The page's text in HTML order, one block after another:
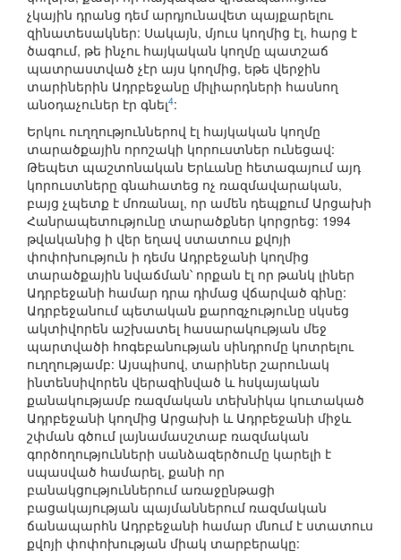
չկային դրանց դեմ արդյունավետ պայքարելու
զինատեսակներ: Սակայն, մյուս կողմից էլ, հարց է
ծագում, թե ինչու հայկական կողմը պատշաճ
պատրաստված չէր այս կողմից, եթե վերջին
տարիներին Ադրբեջանը միլիարդների հասնող
անօդաչուներ էր գնել4:
Երկու ուղղություններով էլ հայկական կողմը
տարածքային որոշակի կորուստներ ունեցավ:
Թեպետ պաշտոնական Երևանը հետագայում այդ
կորուստները գնահատեց ոչ ռազմավարական,
բայց չպետք է մոռանալ, որ ամեն դեպքում Արցախի
Հանրապետությունը տարածքներ կորցրեց: 1994
թվականից ի վեր եղավ ստատուս քվոյի
փոփոխություն ի դեմս Ադրբեջանի կողմից
տարածքային նվաճման՝ որքան էլ որ թանկ լիներ
Ադրբեջանի համար դրա դիմաց վճարված գինը:
Ադրբեջանում պետական քարոզչությունը սկսեց
ակտիվորեն աշխատել հասարակության մեջ
պարտվածի հոգեբանության սինդրոմը կոտրելու
ուղղությամբ: Այսպիսով, տարիներ շարունակ
ինտենսիվորեն վերազինված և հսկայական
քանակությամբ ռազմական տեխնիկա կուտակած
Ադրբեջանի կողմից Արցախի և Ադրբեջանի միջև
շփման գծում լայնամասշտաբ ռազմական
գործողությունների սանձազերծումը կարելի է
սպասված համարել, քանի որ
բանակցություններում առաջընթացի
բացակայության պայմաններում ռազմական
ճանապարհն Ադրբեջանի համար մնում է ստատուս
քվոյի փոփոխության միակ տարբերակը: